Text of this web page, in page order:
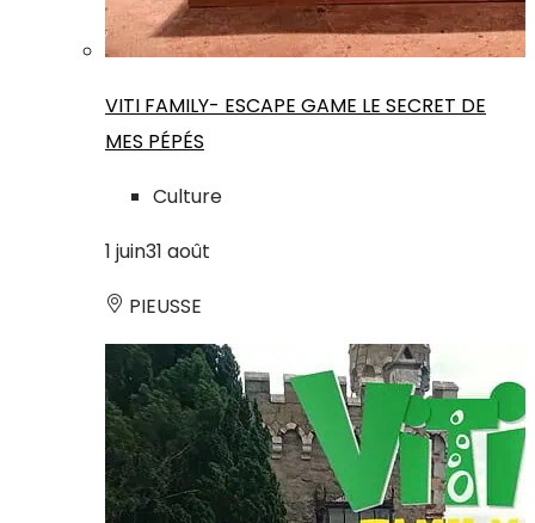
VITI FAMILY- ESCAPE GAME LE SECRET DE
MES PÉPÉS
Culture
1 juin31 août
PIEUSSE